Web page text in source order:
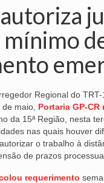
Regional do
maio, Portaria GP-CR
da 15ª Região, nesta
nas quais houver
o trabalho à
de prazos
requerimento